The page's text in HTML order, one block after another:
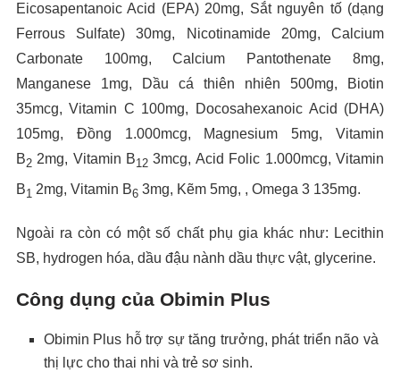
Eicosapentanoic Acid (EPA) 20mg, Sắt nguyên tố (dạng
Ferrous Sulfate) 30mg, Nicotinamide 20mg, Calcium
Carbonate 100mg, Calcium Pantothenate 8mg,
Manganese 1mg, Dầu cá thiên nhiên 500mg, Biotin
35mcg, Vitamin C 100mg, Docosahexanoic Acid (DHA)
105mg, Đồng 1.000mcg, Magnesium 5mg, Vitamin
B22mg, Vitamin B12 3mcg, Acid Folic 1.000mcg, Vitamin
B1 2mg, Vitamin B63mg, Kẽm 5mg, , Omega 3 135mg.
Ngoài ra còn có một số chất phụ gia khác như: Lecithin
SB, hydrogen hóa, dầu đậu nành dầu thực vật, glycerine.
Công dụng của Obimin Plus
Obimin Plus hỗ trợ sự tăng trưởng, phát triển não và
thị lực cho thai nhi và trẻ sơ sinh.